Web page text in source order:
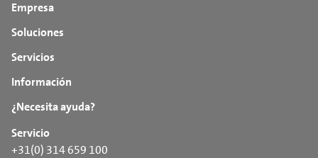
Empresa
Soluciones
Servicios
Información
¿Necesita ayuda?
Servicio
+31(0) 314 659 100